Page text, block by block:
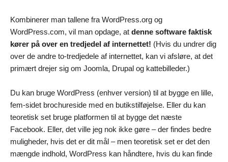
Kombinerer man tallene fra WordPress.org og
WordPress.com, vil man opdage, at denne software faktisk
kører på over en tredjedel af internettet! (Hvis du undrer dig
over de andre to-tredjedele af internettet, kan vi afsløre, at det
primært drejer sig om Joomla, Drupal og kattebilleder.)
Du kan bruge WordPress (enhver version) til at bygge en lille,
fem-sidet brochureside med en butikstilføjelse. Eller du kan
teoretisk set bruge platformen til at bygge det næste
Facebook. Eller, det ville jeg nok ikke gøre – der findes bedre
muligheder, hvis det er dit mål – men teoretisk set er det den
mængde indhold, WordPress kan håndtere, hvis du kan finde